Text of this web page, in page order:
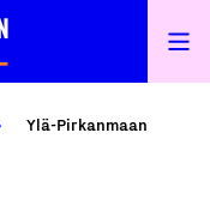
Ylä-Pirkanmaan